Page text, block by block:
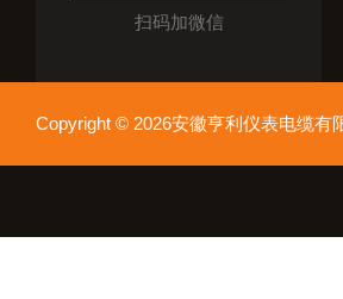
扫码加微信
Copyright © 2026安徽亨利仪表电缆